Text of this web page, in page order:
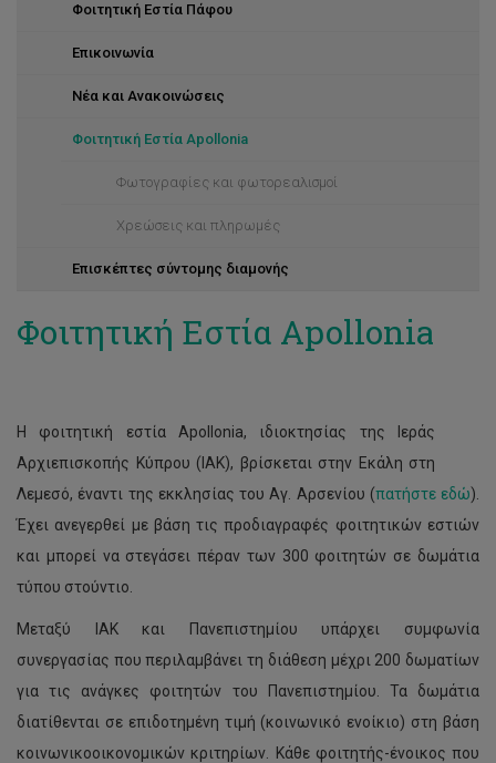
Φοιτητική Εστία Πάφου
Επικοινωνία
Νέα και Ανακοινώσεις
Φοιτητική Εστία Apollonia
Φωτογραφίες και φωτορεαλισμοί
Χρεώσεις και πληρωμές
Επισκέπτες σύντομης διαμονής
Φοιτητική Εστία Apollonia
Η φοιτητική εστία Apollonia, ιδιοκτησίας της Ιεράς
Αρχιεπισκοπής Κύπρου (ΙΑΚ), βρίσκεται στην Εκάλη στη
Λεμεσό, έναντι της εκκλησίας του Αγ. Αρσενίου (πατήστε εδώ).
Έχει ανεγερθεί με βάση τις προδιαγραφές φοιτητικών εστιών
και μπορεί να στεγάσει πέραν των 300 φοιτητών σε δωμάτια
τύπου στούντιο.
Μεταξύ ΙΑΚ και Πανεπιστημίου υπάρχει συμφωνία
συνεργασίας που περιλαμβάνει τη διάθεση μέχρι 200 δωματίων
για τις ανάγκες φοιτητών του Πανεπιστημίου. Τα δωμάτια
διατίθενται σε επιδοτημένη τιμή (κοινωνικό ενοίκιο) στη βάση
κοινωνικοοικονομικών κριτηρίων. Κάθε φοιτητής-ένοικος που